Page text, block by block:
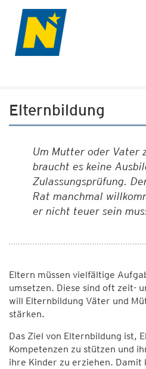
Elternbildung
Um Mutter oder Vater
braucht es keine
Zulassungsprüfung.
Rat manchmal
er nicht teuer sein
Eltern müssen vielfältige
umsetzen. Diese sind oft zeit-
will Elternbildung Väter und
stärken.
Das Ziel von Elternbildung ist,
Kompetenzen zu stützen und
ihre Kinder zu erziehen. Damit